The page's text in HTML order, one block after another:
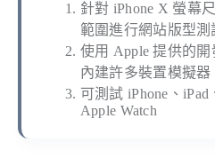
針對 iPhone X 螢幕
範圍進行網站版型測
使用 Apple 提供的開
內建許多裝置模擬器
可測試 iPhone、
Apple Watch